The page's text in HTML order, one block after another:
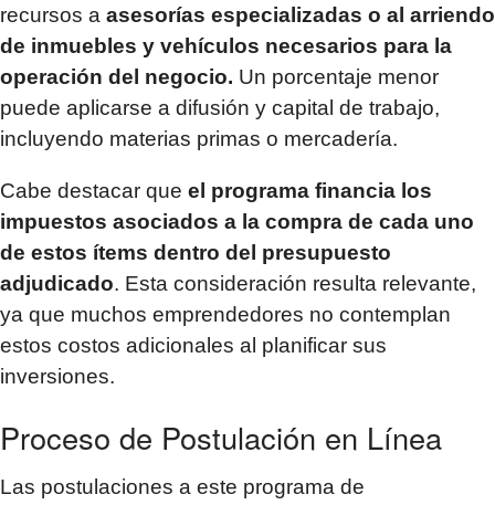
recursos a asesorías especializadas o al arriendo
de inmuebles y vehículos necesarios para la
operación del negocio. Un porcentaje menor
puede aplicarse a difusión y capital de trabajo,
incluyendo materias primas o mercadería.
Cabe destacar que el programa financia los
impuestos asociados a la compra de cada uno
de estos ítems dentro del presupuesto
adjudicado. Esta consideración resulta relevante,
ya que muchos emprendedores no contemplan
estos costos adicionales al planificar sus
inversiones.
Proceso de Postulación en Línea
Las postulaciones a este programa de